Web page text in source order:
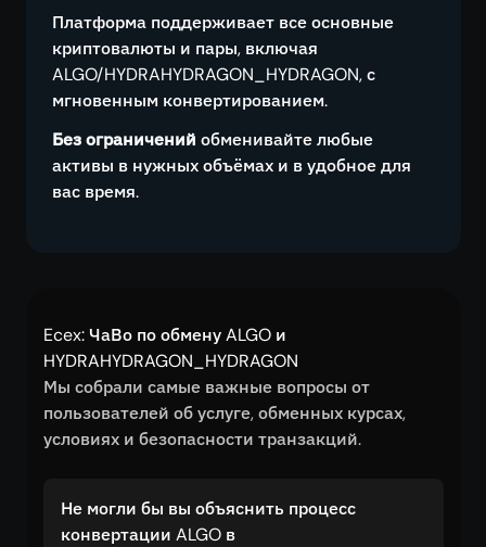
Платформа поддерживает все основные
криптовалюты и пары, включая
ALGO/HYDRAHYDRAGON_HYDRAGON, с
мгновенным конвертированием.
Без ограничений обменивайте любые
активы в нужных объёмах и в удобное для
вас время.
Ecex: ЧаВо по обмену ALGO и
HYDRAHYDRAGON_HYDRAGON
Мы собрали самые важные вопросы от
пользователей об услуге, обменных курсах,
условиях и безопасности транзакций.
Не могли бы вы объяснить процесс
конвертации ALGO в